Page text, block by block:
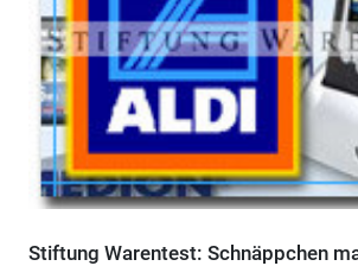
Stiftung Warentest: Schnäppchen